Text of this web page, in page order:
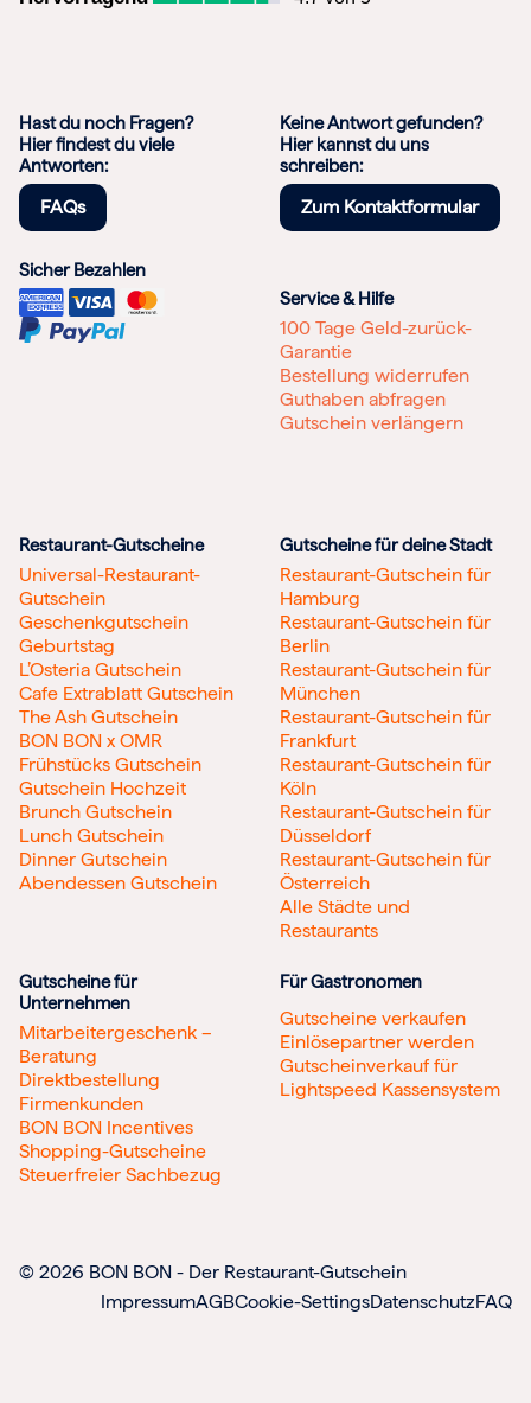
Hast du noch Fragen?
Hier findest du viele
Antworten:
FAQs
Keine Antwort gefunden?
Hier kannst du uns
schreiben:
Zum Kontaktformular
Sicher Bezahlen
Service & Hilfe
100 Tage Geld-zurück-
Garantie
Bestellung widerrufen
Guthaben abfragen
Gutschein verlängern
Restaurant-Gutscheine
Universal-Restaurant-
Gutschein
Geschenkgutschein
Geburtstag
L’Osteria Gutschein
Cafe Extrablatt Gutschein
The Ash Gutschein
BON BON x OMR
Frühstücks Gutschein
Gutschein Hochzeit
Brunch Gutschein
Lunch Gutschein
Dinner Gutschein
Abendessen Gutschein
Gutscheine für deine Stadt
Restaurant-Gutschein für
Hamburg
Restaurant-Gutschein für
Berlin
Restaurant-Gutschein für
München
Restaurant-Gutschein für
Frankfurt
Restaurant-Gutschein für
Köln
Restaurant-Gutschein für
Düsseldorf
Restaurant-Gutschein für
Österreich
Alle Städte und
Restaurants
Gutscheine für
Unternehmen
Mitarbeitergeschenk –
Beratung
Direktbestellung
Firmenkunden
BON BON Incentives
Shopping-Gutscheine
Steuerfreier Sachbezug
Für Gastronomen
Gutscheine verkaufen
Einlösepartner werden
Gutscheinverkauf für
Lightspeed Kassensystem
© 2026 BON BON - Der Restaurant-Gutschein
ImpressumAGBCookie-SettingsDatenschutzFAQ